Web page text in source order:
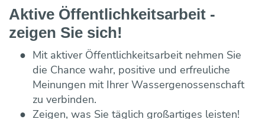
Aktive Öffentlich­keits­arbeit -
zeigen Sie sich!
Mit aktiver Öffentlich­keits­arbeit nehmen Sie
die Chance wahr, positive und erfreuliche
Meinungen mit Ihrer Wasser­genossen­schaft
zu verbinden.
Zeigen, was Sie täglich großartiges leisten!